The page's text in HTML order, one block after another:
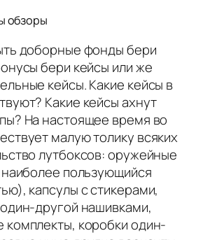
обзоры
доборные фонды бери
бери кейсы или же
кейсы. Какие кейсы в
Какие кейсы ахнут
На настоящее время во
малую толику всяких
лутбоксов: оружейные
пользующийся
капсулы с стикерами,
другой нашивками,
комплекты, коробки один-